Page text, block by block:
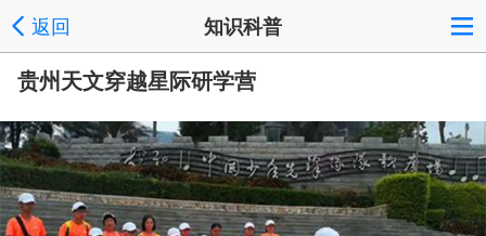
返回 知识科普
贵州天文穿越星际研学营